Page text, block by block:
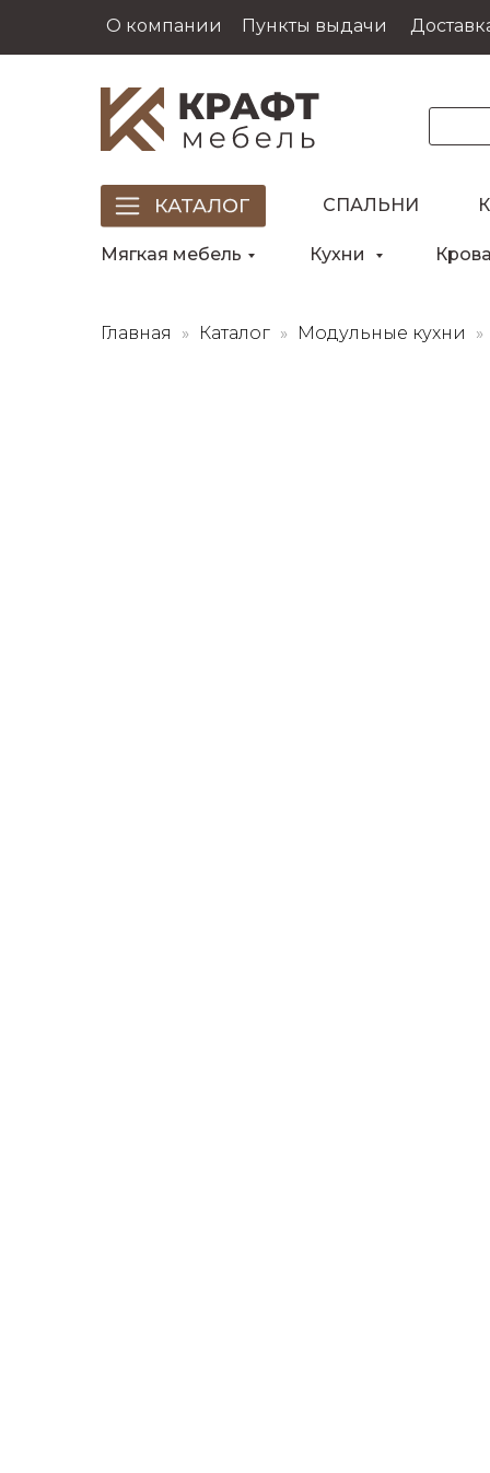
О компании Пункты выдачи
СПАЛЬНИ
Кухни
Мягкая мебель
Главная Каталог Модульные кухни